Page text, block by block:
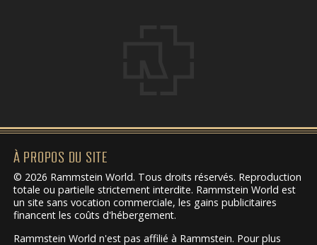
À PROPOS DU SITE
© 2026 Rammstein World. Tous droits réservés. Reproduction
totale ou partielle strictement interdite. Rammstein World est
un site sans vocation commerciale, les gains publicitaires
financent les coûts d'hébergement.
Rammstein World n'est pas affilié à Rammstein. Pour plus